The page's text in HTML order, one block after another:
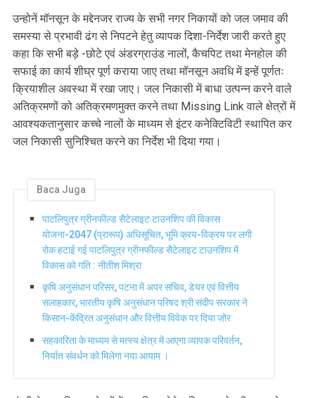
उन्होनें मॉनसून के मद्देनजर राज्य के सभी नगर निकायों को जल जमाव की
समस्या से प्रभावी ढंग से निपटने हेतु व्यापक दिशा-निर्देश जारी करते हुए
कहा कि सभी बड़े -छोटे एवं अंडरग्राउंड नालों, कैचपिट तथा मेनहोल की
सफाई का कार्य शीघ्र पूर्ण कराया जाए तथा मॉनसून अवधि में इन्हें पूर्णतः
क्रियाशील अवस्था में रखा जाए। जल निकासी में बाधा उत्पन्न करने वाले
अतिक्रमणों को अतिक्रमणमुक्त करने तथा Missing Link वाले क्षेत्रों में
आवश्यकतानुसार कच्चे नालों के माध्यम से इंटर कनेक्टिविटी स्थापित कर
जल निकासी सुनिश्चित करने का निर्देश भी दिया गया।
Baca Juga
पाटलिपुत्र ग्रीनफील्ड सैटेलाइट टाउनशिप की विकास
योजना-2047 (प्रारूप) अधिसूचित, भूमि क्रय-विक्रय पर लगी
रोक हटाई गई पाटलिपुत्र ग्रीनफील्ड सैटेलाइट टाउनशिप में
विकास को गति : नीतीश मिश्रा
कृषि अनुसंधान परिसर, पटना में अपर सचिव, डेयर एवं वित्तीय
सलाहकार, भारतीय कृषि अनुसंधान परिषद श्री संदीप सरकार ने
किसान-केंद्रित अनुसंधान और वित्तीय विवेक पर दिया जोर
सहकारिता के माध्यम से मत्स्य क्षेत्र में आएगा व्यापक परिवर्तन,
निर्यात संवर्धन को मिलेगा नया आयाम ।